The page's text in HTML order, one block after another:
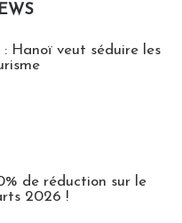
Hanoï veut séduire les
de réduction sur le
2026 !